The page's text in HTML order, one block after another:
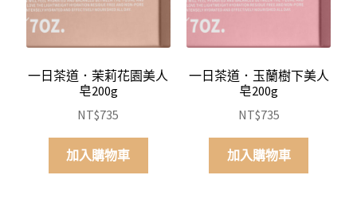
一日茶道．茉莉花園美人
皂200g
NT$735
加入購物車
一日茶道．玉蘭樹下美人
皂200g
NT$735
加入購物車